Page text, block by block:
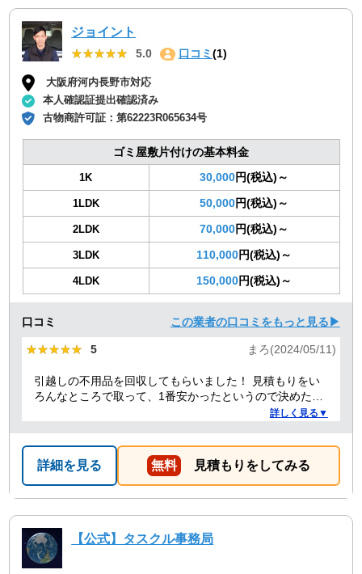
ジョイント
★★★★★
★★★★★ 5.0 口コミ (1)
大阪府河内長野市対応
本人確認証提出確認済み
古物商許可証：第62223R065634号
ゴミ屋敷片付けの基本料金
1K 30,000円(税込)～
1LDK 50,000円(税込)～
2LDK 70,000円(税込)～
3LDK 110,000円(税込)～
4LDK 150,000円(税込)～
口コミ この業者の口コミをもっと見る▶
★★★★★
★★★★★ 5 まろ(2024/05/11)
引越しの不用品を回収してもらいました！ 見積もりをい
ろんなところで取って、1番安かったというので決めたの
ですが、 対応や話し方も、丁寧で優しく、 作業自体も素
詳しく見る▼
詳細を見る 無料 見積もりをしてみる
【公式】タスクル事務局